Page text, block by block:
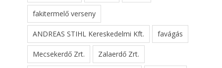
fakitermelő verseny
ANDREAS STIHL Kereskedelmi Kft. favágás
Mecsekerdő Zrt. Zalaerdő Zrt.